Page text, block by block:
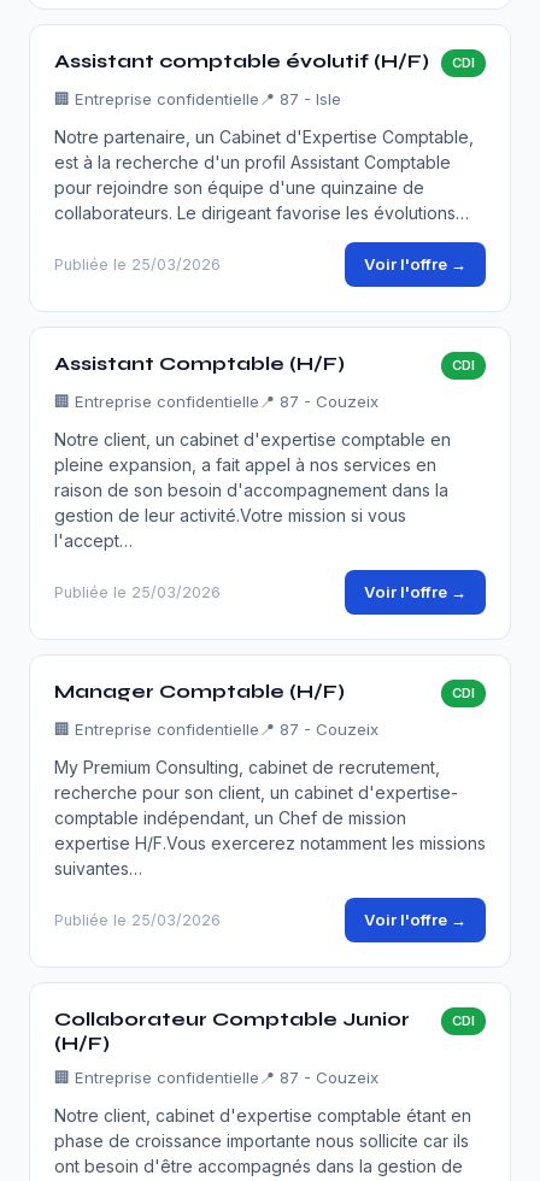
Assistant comptable évolutif (H/F) CDI
🏢 Entreprise confidentielle 📍 87 - Isle
Notre partenaire, un Cabinet d'Expertise Comptable,
est à la recherche d'un profil Assistant Comptable
pour rejoindre son équipe d'une quinzaine de
collaborateurs. Le dirigeant favorise les évolutions…
Publiée le 25/03/2026 Voir l'offre →
Assistant Comptable (H/F) CDI
🏢 Entreprise confidentielle 📍 87 - Couzeix
Notre client, un cabinet d'expertise comptable en
pleine expansion, a fait appel à nos services en
raison de son besoin d'accompagnement dans la
gestion de leur activité.Votre mission si vous
l'accept…
Publiée le 25/03/2026 Voir l'offre →
Manager Comptable (H/F) CDI
🏢 Entreprise confidentielle 📍 87 - Couzeix
My Premium Consulting, cabinet de recrutement,
recherche pour son client, un cabinet d'expertise-
comptable indépendant, un Chef de mission
expertise H/F.Vous exercerez notamment les missions
suivantes…
Publiée le 25/03/2026 Voir l'offre →
Collaborateur Comptable Junior
(H/F)
CDI
🏢 Entreprise confidentielle 📍 87 - Couzeix
Notre client, cabinet d'expertise comptable étant en
phase de croissance importante nous sollicite car ils
ont besoin d'être accompagnés dans la gestion de